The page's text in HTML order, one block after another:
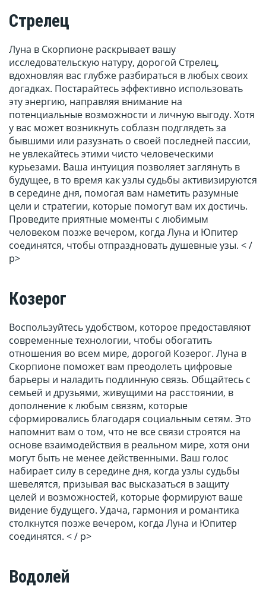
Стрелец
Луна в Скорпионе раскрывает вашу
исследовательскую натуру, дорогой Стрелец,
вдохновляя вас глубже разбираться в любых своих
догадках. Постарайтесь эффективно использовать
эту энергию, направляя внимание на
потенциальные возможности и личную выгоду. Хотя
у вас может возникнуть соблазн подглядеть за
бывшими или разузнать о своей последней пассии,
не увлекайтесь этими чисто человеческими
курьезами. Ваша интуиция позволяет заглянуть в
будущее, в то время как узлы судьбы активизируются
в середине дня, помогая вам наметить разумные
цели и стратегии, которые помогут вам их достичь.
Проведите приятные моменты с любимым
человеком позже вечером, когда Луна и Юпитер
соединятся, чтобы отпраздновать душевные узы. < /
p>
Козерог
Воспользуйтесь удобством, которое предоставляют
современные технологии, чтобы обогатить
отношения во всем мире, дорогой Козерог. Луна в
Скорпионе поможет вам преодолеть цифровые
барьеры и наладить подлинную связь. Общайтесь с
семьей и друзьями, живущими на расстоянии, в
дополнение к любым связям, которые
сформировались благодаря социальным сетям. Это
напомнит вам о том, что не все связи строятся на
основе взаимодействия в реальном мире, хотя они
могут быть не менее действенными. Ваш голос
набирает силу в середине дня, когда узлы судьбы
шевелятся, призывая вас высказаться в защиту
целей и возможностей, которые формируют ваше
видение будущего. Удача, гармония и романтика
столкнутся позже вечером, когда Луна и Юпитер
соединятся. < / p>
Водолей